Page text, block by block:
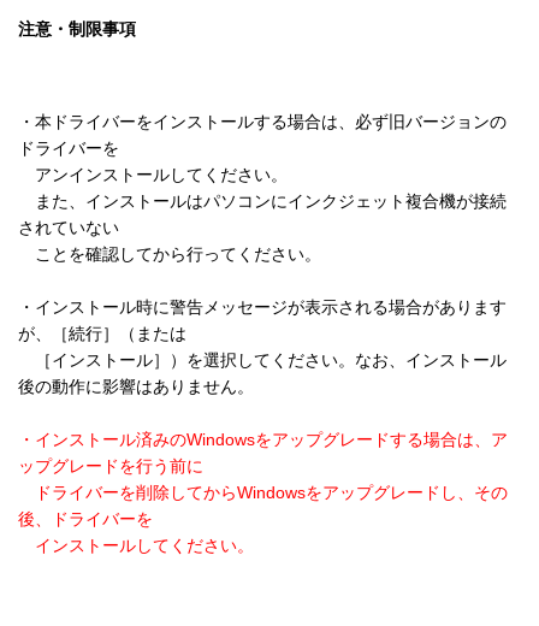
注意・制限事項
・本ドライバーをインストールする場合は、必ず旧バージョンの
ドライバーを
アンインストールしてください。
また、インストールはパソコンにインクジェット複合機が接続
されていない
ことを確認してから行ってください。
・インストール時に警告メッセージが表示される場合があります
が、［続行］（または
［インストール］）を選択してください。なお、インストール
後の動作に影響はありません。
・インストール済みのWindowsをアップグレードする場合は、ア
ップグレードを行う前に
ドライバーを削除してからWindowsをアップグレードし、その
後、ドライバーを
インストールしてください。